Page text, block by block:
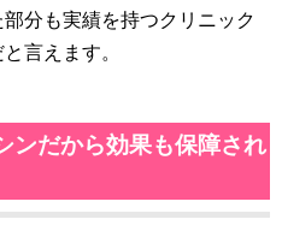
分も実績を持つクリニック
言えます。
ンだから効果も保障され